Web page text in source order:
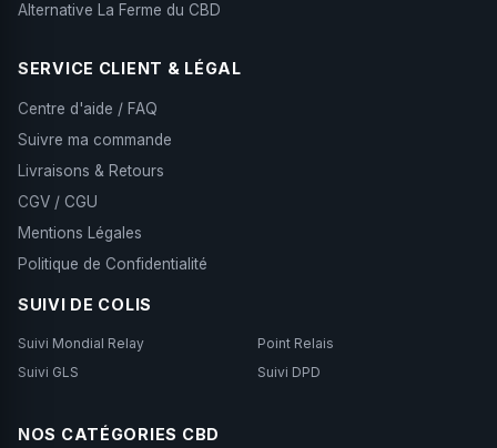
Alternative La Ferme du CBD
SERVICE CLIENT & LÉGAL
Centre d'aide / FAQ
Suivre ma commande
Livraisons & Retours
CGV / CGU
Mentions Légales
Politique de Confidentialité
SUIVI DE COLIS
Suivi Mondial Relay
Point Relais
Suivi GLS
Suivi DPD
NOS CATÉGORIES CBD